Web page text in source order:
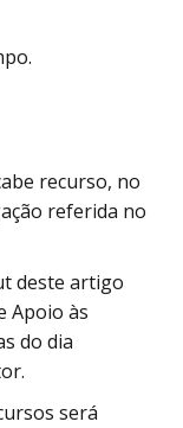
recurso, no
referida no
deste artigo
Apoio às
do dia
será